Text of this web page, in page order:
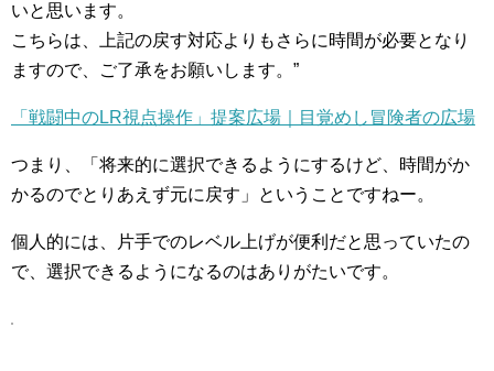
いと思います。
こちらは、上記の戻す対応よりもさらに時間が必要となり
ますので、ご了承をお願いします。”
「戦闘中のLR視点操作」提案広場｜目覚めし冒険者の広場
つまり、「将来的に選択できるようにするけど、時間がか
かるのでとりあえず元に戻す」ということですねー。
個人的には、片手でのレベル上げが便利だと思っていたの
で、選択できるようになるのはありがたいです。